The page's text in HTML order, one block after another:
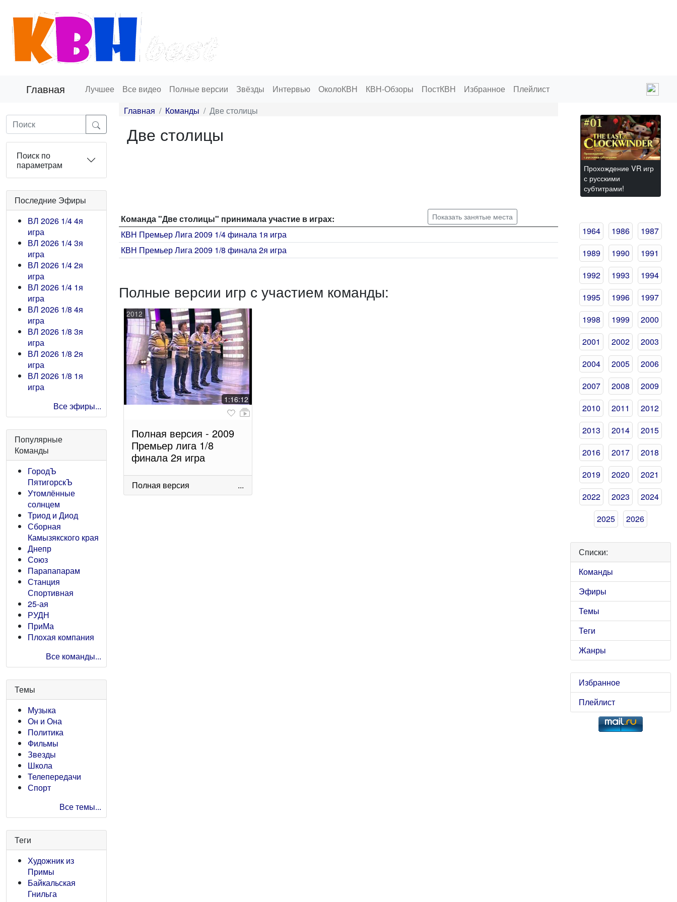
Главная Лучшее Все видео Полные версии Звёзды Интервью ОколоКВН КВН-Обзоры ПостКВН Избранное Плейлист
Поиск по
параметрам
Последние Эфиры
ВЛ 2026 1/4 4я
игра
ВЛ 2026 1/4 3я
игра
ВЛ 2026 1/4 2я
игра
ВЛ 2026 1/4 1я
игра
ВЛ 2026 1/8 4я
игра
ВЛ 2026 1/8 3я
игра
ВЛ 2026 1/8 2я
игра
ВЛ 2026 1/8 1я
игра
Все эфиры...
Популярные
Команды
ГородЪ
ПятигорскЪ
Утомлённые
солнцем
Триод и Диод
Сборная
Камызякского края
Днепр
Союз
Парапапарам
Станция
Спортивная
25-ая
РУДН
ПриМа
Плохая компания
Все команды...
Темы
Музыка
Он и Она
Политика
Фильмы
Звезды
Школа
Телепередачи
Спорт
Все темы...
Теги
Художник из
Примы
Байкальская
Гнильга
Главная Команды Две столицы
Две столицы
Команда "Две столицы" принимала участие в играх: Показать занятые места
КВН Премьер Лига 2009 1/4 финала 1я игра
КВН Премьер Лига 2009 1/8 финала 2я игра
Полные версии игр с участием команды:
2012
1:16:12
Полная версия - 2009
Премьер лига 1/8
финала 2я игра
Полная версия ...
Прохождение VR игр
с русскими
субтитрами!
1964 1986
1987
1989
1990
1991
1992
1993
1994
1995
1996
1997
1998
1999
2000
2001
2002
2003
2004
2005
2006
2007
2008
2009
2010
2011
2012
2013
2014
2015
2016
2017
2018
2019
2020
2021
2022
2023
2024
2025
2026
Списки:
Команды
Эфиры
Темы
Теги
Жанры
Избранное
Плейлист